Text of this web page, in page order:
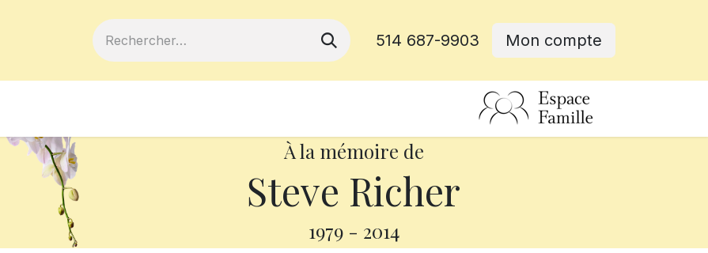
514 687-9903 Mon compte
À la mémoire de
Steve Richer
1979 - 2014